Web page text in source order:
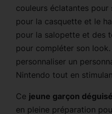
couleurs éclatantes pour
pour la casquette et le
pour la salopette et des
pour compléter son
personnaliser un
Nintendo tout en
Ce jeune garçon
en pleine préparation